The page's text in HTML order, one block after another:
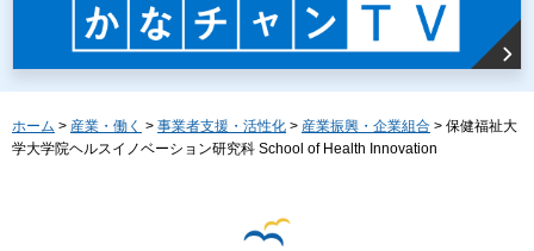
ホーム > 産業・働く > 事業者支援・活性化 > 産業振興・企業組合 > 保健福祉大
学大学院ヘルスイノベーション研究科 School of Health Innovation